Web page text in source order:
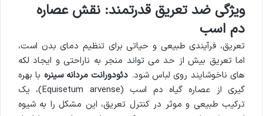
ویژگی ضد تعریق قدرتمند: نقش عصاره
دم اسب
تعریق، فرآیندی طبیعی و حیاتی برای تنظیم دمای بدن است،
اما تعریق بیش از حد می تواند منجر به ناراحتی و ایجاد لکه
های ناخوشایند روی لباس شود. دئودورانت مردانه سینره با بهره
گیری از عصاره گیاه دم اسب (Equisetum arvense)، یک
ترکیب طبیعی و موثر در کنترل تعریق، این مشکل را به شیوه